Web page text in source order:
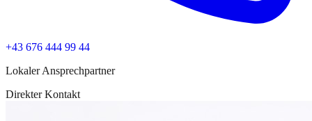
+43 676 444 99 44
Lokaler Ansprechpartner
Direkter Kontakt